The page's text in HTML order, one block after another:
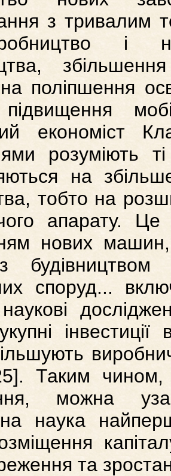
з тривалим
і
поліпшення
економіст
розуміють
на
тобто на
апарату.
нових машин,
споруд...
наукові
Таким чином,
можна
наука
та